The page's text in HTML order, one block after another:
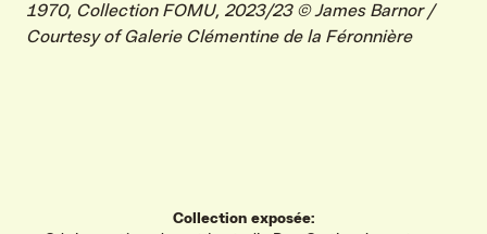
1970, Collection FOMU, 2023/23 © James Barnor /
Courtesy of Galerie Clémentine de la Féronnière
Collection exposée: